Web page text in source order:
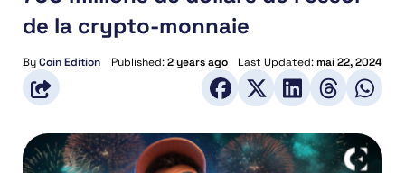
de la crypto-monnaie
ByCoin Edition Published:2 years ago Last Updated:mai 22, 2024